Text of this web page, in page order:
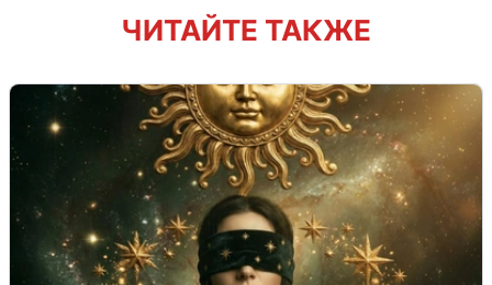
ЧИТАЙТЕ ТАКЖЕ